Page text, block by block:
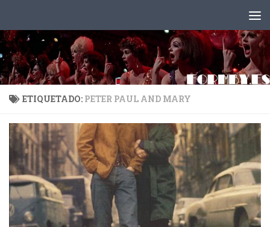
ETIQUETADO: PETER PAUL AND MARY